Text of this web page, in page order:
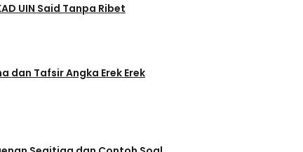
UIN Said Tanpa Ribet
dan Tafsir Angka Erek Erek